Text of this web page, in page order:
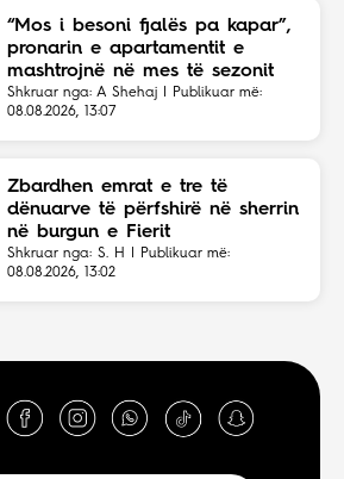
“Mos i besoni fjalës pa kapar”,
pronarin e apartamentit e
mashtrojnë në mes të sezonit
Shkruar nga: A Shehaj | Publikuar më:
08.08.2026, 13:07
Zbardhen emrat e tre të
dënuarve të përfshirë në sherrin
në burgun e Fierit
Shkruar nga: S. H | Publikuar më:
08.08.2026, 13:02